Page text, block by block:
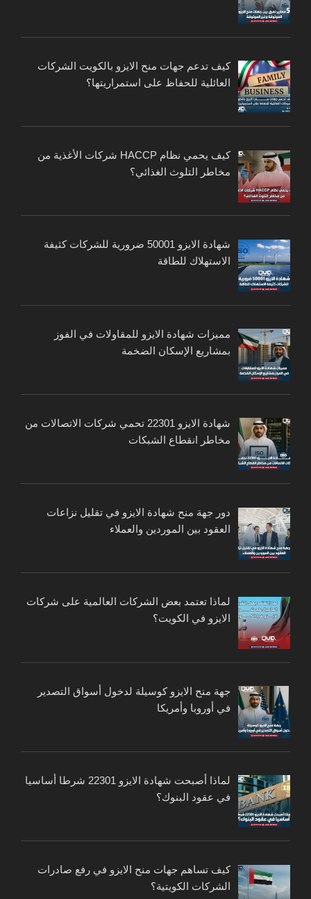
كيف تدعم جهات منح الايزو بالكويت الشركات
العائلية للحفاظ على استمراريتها؟
كيف يحمي نظام HACCP شركات الأغذية من
مخاطر التلوث الغذائي؟
شهادة الايزو 50001 ضرورية للشركات كثيفة
الاستهلاك للطاقة
مميزات شهادة الايزو للمقاولات في الفوز
بمشاريع الإسكان الضخمة
شهادة الايزو 22301 تحمي شركات الاتصالات من
مخاطر انقطاع الشبكات
دور جهة منح شهادة الايزو في تقليل نزاعات
العقود بين الموردين والعملاء
لماذا تعتمد بعض الشركات العالمية على شركات
الايزو في الكويت؟
جهة منح الايزو كوسيلة لدخول أسواق التصدير
في أوروبا وأمريكا
لماذا أصبحت شهادة الايزو 22301 شرطا أساسيا
في عقود البنوك؟
كيف تساهم جهات منح الايزو في رفع صادرات
الشركات الكويتية؟